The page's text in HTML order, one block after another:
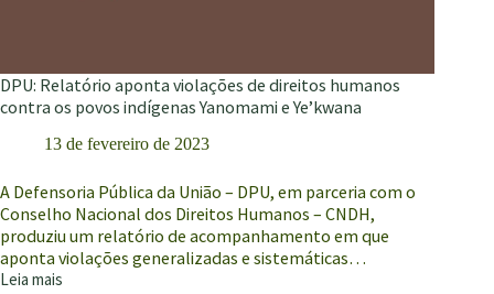
DPU: Relatório aponta violações de direitos humanos
contra os povos indígenas Yanomami e Ye’kwana
13 de fevereiro de 2023
A Defensoria Pública da União – DPU, em parceria com o
Conselho Nacional dos Direitos Humanos – CNDH,
produziu um relatório de acompanhamento em que
aponta violações generalizadas e sistemáticas…
Leia mais
DPU: